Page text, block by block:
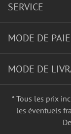
SERVICE
MODE DE
MODE DE
* Tous les prix
les éventuels